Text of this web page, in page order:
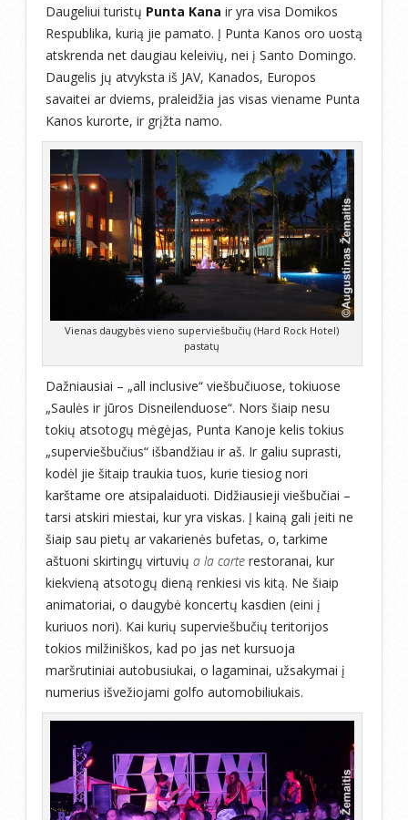
Daugeliui turistų Punta Kana ir yra visa Domikos
Respublika, kurią jie pamato. Į Punta Kanos oro uostą
atskrenda net daugiau keleivių, nei į Santo Domingo.
Daugelis jų atvyksta iš JAV, Kanados, Europos
savaitei ar dviems, praleidžia jas visas viename Punta
Kanos kurorte, ir grįžta namo.
Vienas daugybės vieno superviešbučių (Hard Rock Hotel)
pastatų
Dažniausiai – „all inclusive“ viešbučiuose, tokiuose
„Saulės ir jūros Disneilenduose“. Nors šiaip nesu
tokių atsotogų mėgėjas, Punta Kanoje kelis tokius
„superviešbučius“ išbandžiau ir aš. Ir galiu suprasti,
kodėl jie šitaip traukia tuos, kurie tiesiog nori
karštame ore atsipalaiduoti. Didžiausieji viešbučiai –
tarsi atskiri miestai, kur yra viskas. Į kainą gali įeiti ne
šiaip sau pietų ar vakarienės bufetas, o, tarkime
aštuoni skirtingų virtuvių a la carte restoranai, kur
kiekvieną atsotogų dieną renkiesi vis kitą. Ne šiaip
animatoriai, o daugybė koncertų kasdien (eini į
kuriuos nori). Kai kurių superviešbučių teritorijos
tokios milžiniškos, kad po jas net kursuoja
maršrutiniai autobusiukai, o lagaminai, užsakymai į
numerius išvežiojami golfo automobiliukais.